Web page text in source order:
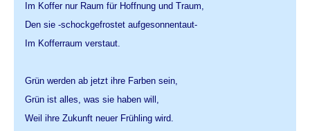
Im Koffer nur Raum für Hoffnung und Traum,
Den sie -schockgefrostet aufgesonnentaut-
Im Kofferraum verstaut.
Grün werden ab jetzt ihre Farben sein,
Grün ist alles, was sie haben will,
Weil ihre Zukunft neuer Frühling wird.